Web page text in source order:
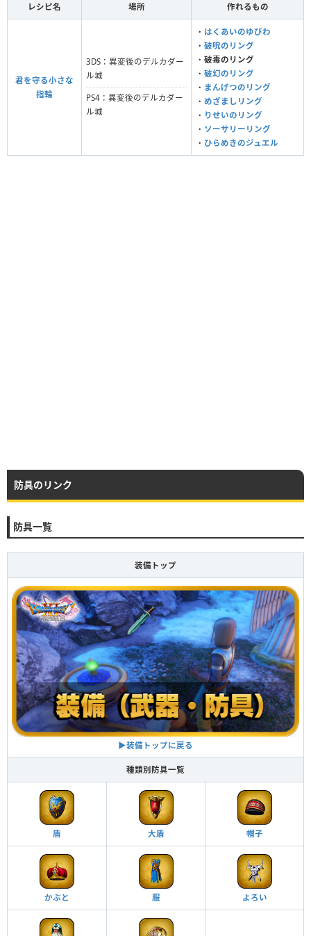
レシピ名 場所 作れるもの
君を守る小さな
指輪
3DS：異変後のデルカダー
ル城
PS4：異変後のデルカダー
ル城
・ はくあいのゆびわ
・ 破呪のリング
・ 破毒のリング
・ 破幻のリング
・ まんげつのリング
・ めざましリング
・ りせいのリング
・ ソーサリーリング
・ ひらめきのジュエル
防具のリンク
防具一覧
装備トップ
▶装備トップに戻る
種類別防具一覧
盾 大盾 帽子
かぶと 服 よろい